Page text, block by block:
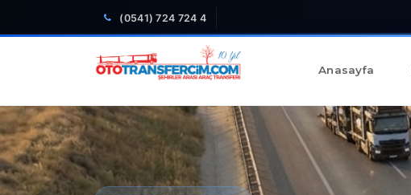
(0541) 724 724 4
Anasayfa